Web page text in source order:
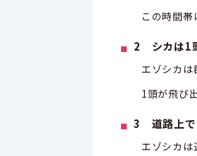
この時間帯
2 シカは1
エゾシカは
1頭が飛び
3 道路上で
エゾシカは